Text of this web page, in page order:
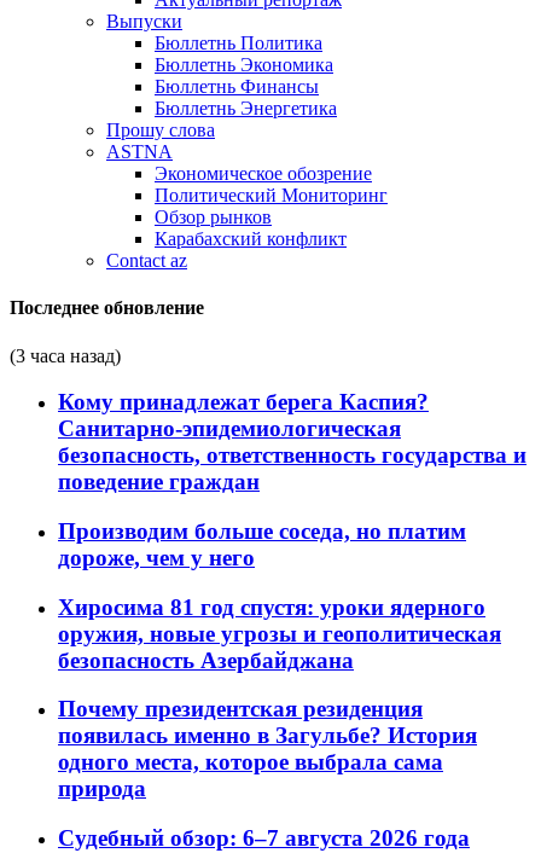
Выпуски
Бюллетнь Политика
Бюллетнь Экономика
Бюллетнь Финансы
Бюллетнь Энергетика
Прошу слова
ASTNA
Экономическое обозрение
Политический Мониторинг
Обзор рынков
Карабахский конфликт
Contact az
Последнее обновление
(3 часа назад)
Кому принадлежат берега Каспия?
Санитарно-эпидемиологическая
безопасность, ответственность государства и
поведение граждан
Производим больше соседа, но платим
дороже, чем у него
Хиросима 81 год спустя: уроки ядерного
оружия, новые угрозы и геополитическая
безопасность Азербайджана
Почему президентская резиденция
появилась именно в Загульбе? История
одного места, которое выбрала сама
природа
Судебный обзор: 6–7 августа 2026 года